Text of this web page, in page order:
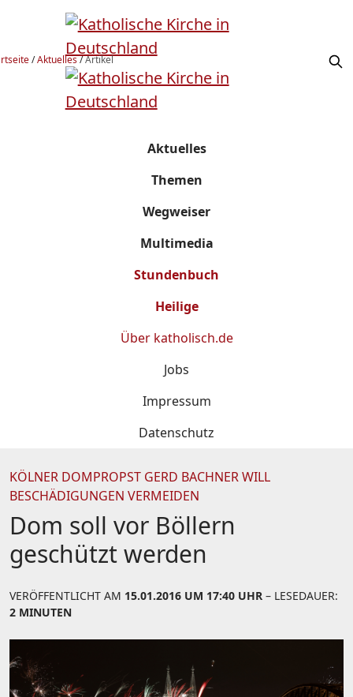
/Aktuelles/Artikel
Aktuelles
Themen
Wegweiser
Multimedia
Stundenbuch
Heilige
Über katholisch.de
Jobs
Impressum
Datenschutz
KÖLNER DOMPROPST GERD BACHNER WILL
BESCHÄDIGUNGEN VERMEIDEN
Dom soll vor Böllern
geschützt werden
VERÖFFENTLICHT AM 15.01.2016 UM 17:40 UHR – LESEDAUER:
2 MINUTEN